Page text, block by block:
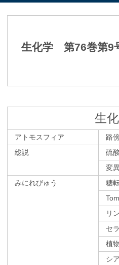
生化学 第76巻第9
生
アトモスフィア
路
総説
硫
変
みにれびゅう
糖
リ
セ
植
シ
公益社団法人日本生化学会